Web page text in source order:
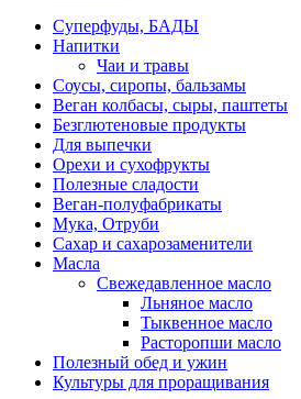
Суперфуды, БАДЫ
Напитки
Чаи и травы
Соусы, сиропы, бальзамы
Веган колбасы, сыры, паштеты
Безглютеновые продукты
Для выпечки
Орехи и сухофрукты
Полезные сладости
Веган-полуфабрикаты
Мука, Отруби
Сахар и сахарозаменители
Масла
Свежедавленное масло
Льняное масло
Тыквенное масло
Расторопши масло
Полезный обед и ужин
Культуры для проращивания